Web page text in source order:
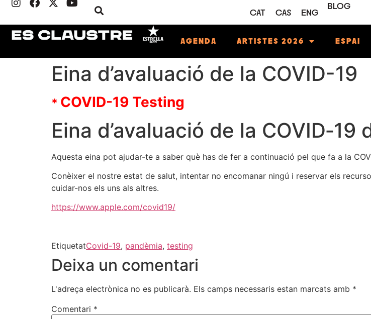
CAT CAS ENG
BLOG
AGENDA ARTISTES 2026 ESPAI
Eina d’avaluació de la COVID-19
* COVID-19 Testing
Eina d’avaluació de la COVID‑19
Aquesta eina pot ajudar-te a saber què has de fer a continuació pel que fa a la
Conèixer el nostre estat de salut, intentar no encomanar ningú i reservar els
cuidar-nos els uns als altres.
https://www.apple.com/covid19/
EtiquetatCovid-19, pandèmia, testing
Deixa un comentari
L'adreça electrònica no es publicarà. Els camps necessaris estan marcats amb *
Comentari *